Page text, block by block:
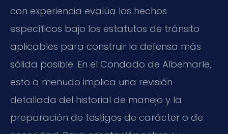
con experiencia evalúa los hechos
específicos bajo los estatutos de tránsito
aplicables para construir la defensa más
sólida posible. En el Condado de Albemarle,
esto a menudo implica una revisión
detallada del historial de manejo y la
preparación de testigos de carácter o de